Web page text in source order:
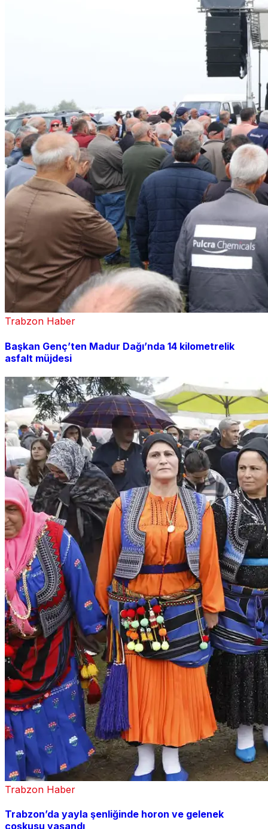
Trabzon Haber
Başkan Genç’ten Madur Dağı’nda 14 kilometrelik
asfalt müjdesi
Trabzon Haber
Trabzon’da yayla şenliğinde horon ve gelenek
coşkusu yaşandı